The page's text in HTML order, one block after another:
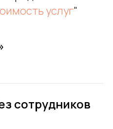
услуг"
сотрудников